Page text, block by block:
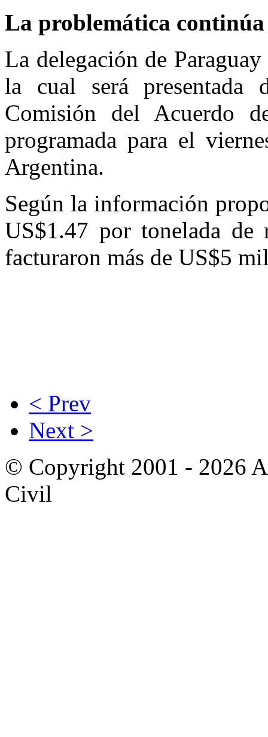
La problemática
La delegación de
la cual será
Comisión del Acuerdo
programada para el
Argentina.
Según la información
US$1.47 por tonelada de
facturaron más de US$5
< Prev
Next >
© Copyright 2001 - 2026
Civil